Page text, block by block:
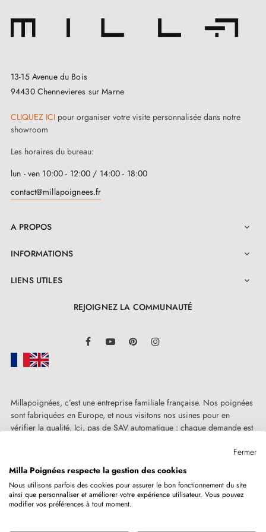
13-15 Avenue du Bois
94430 Chennevieres sur Marne
CLIQUEZ ICI pour organiser votre visite personnalisée dans notre
showroom
Les horaires du bureau:
lun - ven 10:00 - 12:00 / 14:00 - 18:00
contact@millapoignees.fr
A PROPOS 
INFORMATIONS 
LIENS UTILES 
REJOIGNEZ LA COMMUNAUTÉ
FacebookYouTube Pinterest
Millapoignées, c’est une entreprise familiale française. Nos poignées
sont fabriquées en Europe, et nous visitons nos usines pour en
vérifier la qualité. Ici, pas de SAV automatique : chaque demande est
Copyright © 2026MILLA POIGNEESTous droits réservés.
Fermer
Milla Poignées respecte la gestion des cookies
Nous utilisons parfois des cookies pour assurer le bon fonctionnement du site
ainsi que personnaliser et améliorer votre expérience utilisateur. Vous pouvez
modifier vos préférences à tout moment.